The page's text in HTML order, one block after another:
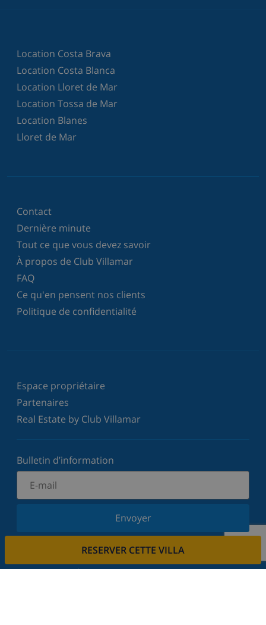
RESERVER CETTE VILLA
Location Costa Brava
Location Costa Blanca
Location Lloret de Mar
Location Tossa de Mar
Location Blanes
Lloret de Mar
Contact
Dernière minute
Tout ce que vous devez savoir
À propos de Club Villamar
FAQ
Ce qu'en pensent nos clients
Politique de confidentialité
Espace propriétaire
Partenaires
Real Estate by Club Villamar
Bulletin d’information
Envoyer
Inscrivez-vous à notre newsletter et restez informé
votre vie privée.